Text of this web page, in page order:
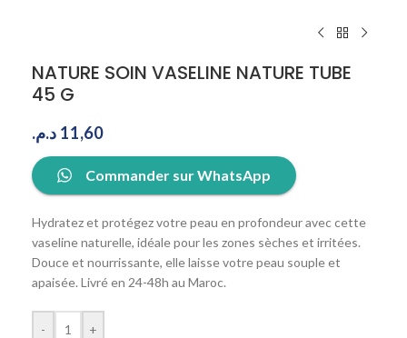
NATURE SOIN VASELINE NATURE TUBE
45 G
11,60 د.م.
Commander sur WhatsApp
Hydratez et protégez votre peau en profondeur avec cette
vaseline naturelle, idéale pour les zones sèches et irritées.
Douce et nourrissante, elle laisse votre peau souple et
apaisée. Livré en 24-48h au Maroc.
- +